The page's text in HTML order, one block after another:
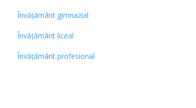
Învățământ gimnazial
Învățământ liceal
Învățământ profesional